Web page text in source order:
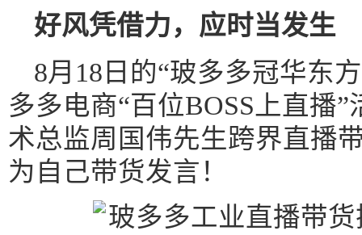
好风凭借力，应时当发生
8月18日的“玻多多冠华东
多多电商“百位BOSS上直播
术总监周国伟先生跨界直播
为自己带货发言！